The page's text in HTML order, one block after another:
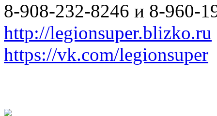
8-908-232-8246 и 8-960-
http://legionsuper.blizko.ru
https://vk.com/legionsuper